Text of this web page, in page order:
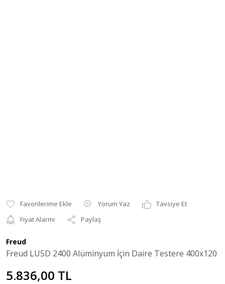
Yorum Yaz
Tavsiye Et
Fiyat Alarmı
Paylaş
Freud
Freud LU5D 2400 Alüminyum İçin Daire Testere 400x120
5.836,00 TL